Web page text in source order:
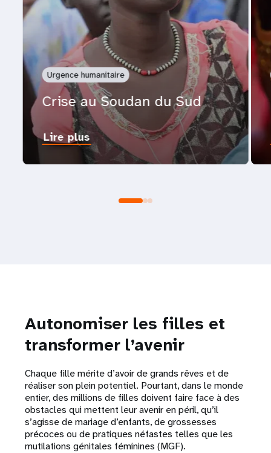
Urgence humanitaire
Crise au Soudan du Sud
Lire plus
Autonomiser les filles et
transformer l’avenir
Chaque fille mérite d’avoir de grands rêves et de
réaliser son plein potentiel. Pourtant, dans le monde
entier, des millions de filles doivent faire face à des
obstacles qui mettent leur avenir en péril, qu’il
s’agisse de mariage d’enfants, de grossesses
précoces ou de pratiques néfastes telles que les
mutilations génitales féminines (MGF).